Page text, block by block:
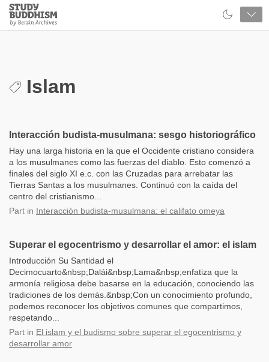
Close
Study
Buddhism
Islam
Interacción budista-musulmana: sesgo historiográfico
Hay una larga historia en la que el Occidente cristiano considera
a los musulmanes como las fuerzas del diablo. Esto comenzó a
finales del siglo XI e.c. con las Cruzadas para arrebatar las
Tierras Santas a los musulmanes. Continuó con la caída del
centro del cristianismo...
Part in Interacción budista-musulmana: el califato omeya
Superar el egocentrismo y desarrollar el amor: el islam
Introducción Su Santidad el
Decimocuarto&nbsp;Dalái&nbsp;Lama&nbsp;enfatiza que la
armonía religiosa debe basarse en la educación, conociendo las
tradiciones de los demás.&nbsp;Con un conocimiento profundo,
podemos reconocer los objetivos comunes que compartimos,
respetando...
Part in El islam y el budismo sobre superar el egocentrismo y
desarrollar amor